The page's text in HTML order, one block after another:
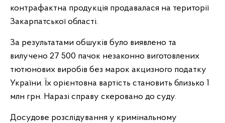
контрафактна продукція продавалася на території
Закарпатської області.
За результатами обшуків було виявлено та
вилучено 27 500 пачок незаконно виготовлених
тютюнових виробів без марок акцизного податку
України. Їх орієнтовна вартість становить близько 1
млн грн. Наразі справу скеровано до суду.
Досудове розслідування у кримінальному